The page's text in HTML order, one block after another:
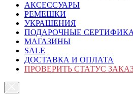
АКСЕССУАРЫ
РЕМЕШКИ
УКРАШЕНИЯ
ПОДАРОЧНЫЕ
МАГАЗИНЫ
SALE
ДОСТАВКА И ОПЛАТА
ПРОВЕРИТЬ СТАТУС